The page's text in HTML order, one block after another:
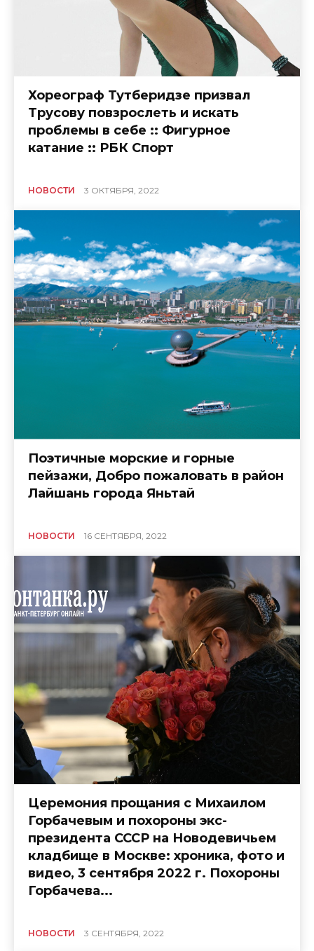
Хореограф Тутберидзе призвал
Трусову повзрослеть и искать
проблемы в себе :: Фигурное
катание :: РБК Спорт
НОВОСТИ 3 ОКТЯБРЯ, 2022
Поэтичные морские и горные
пейзажи, Добро пожаловать в район
Лайшань города Яньтай
НОВОСТИ 16 СЕНТЯБРЯ, 2022
Церемония прощания с Михаилом
Горбачевым и похороны экс-
президента СССР на Новодевичьем
кладбище в Москве: хроника, фото и
видео, 3 сентября 2022 г. Похороны
Горбачева...
НОВОСТИ 3 СЕНТЯБРЯ, 2022